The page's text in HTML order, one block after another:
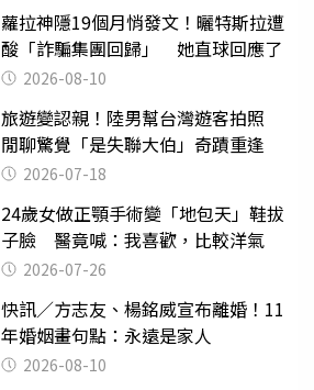
蘿拉神隱19個月悄發文！曬特斯拉遭
酸「詐騙集團回歸」 她直球回應了
2026-08-10
旅遊變認親！陸男幫台灣遊客拍照
閒聊驚覺「是失聯大伯」奇蹟重逢
2026-07-18
24歲女做正顎手術變「地包天」鞋拔
子臉 醫竟喊：我喜歡，比較洋氣
2026-07-26
快訊／方志友、楊銘威宣布離婚！11
年婚姻畫句點：永遠是家人
2026-08-10